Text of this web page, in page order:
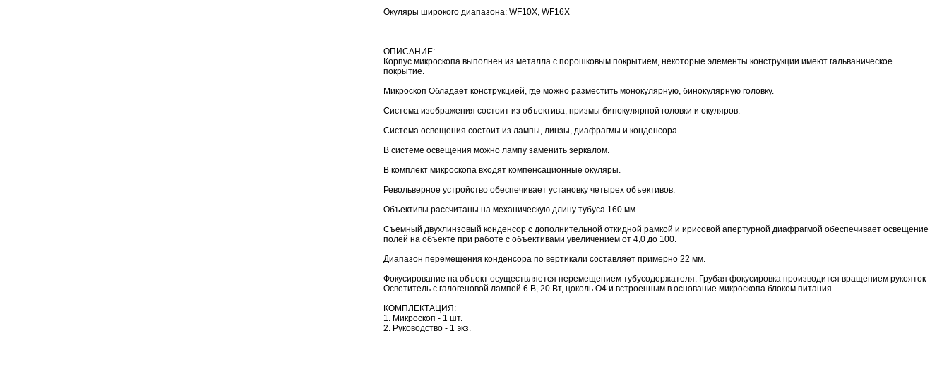
Окуляры широкого диапазона: WF10X, WF16X
ОПИСАНИЕ:
Корпус микроскопа выполнен из металла с порошковым покрытием, некоторые элементы конструкции имеют гальваническое
покрытие.
Микроскоп Обладает конструкцией, где можно разместить монокулярную, бинокулярную головку.
Система изображения состоит из объектива, призмы бинокулярной головки и окуляров.
Система освещения состоит из лампы, линзы, диафрагмы и конденсора.
В системе освещения можно лампу заменить зеркалом.
В комплект микроскопа входят компенсационные окуляры.
Револьверное устройство обеспечивает установку четырех объективов.
Объективы рассчитаны на механическую длину тубуса 160 мм.
Съемный двухлинзовый конденсор с дополнительной откидной рамкой и ирисовой апертурной диафрагмой обеспечивает освещение
полей на объекте при работе с объективами увеличением от 4,0 до 100.
Диапазон перемещения конденсора по вертикали составляет примерно 22 мм.
Фокусирование на объект осуществляется перемещением тубусодержателя. Грубая фокусировка производится вращением рукояток
Осветитель с галогеновой лампой 6 В, 20 Вт, цоколь О4 и встроенным в основание микроскопа блоком питания.
КОМПЛЕКТАЦИЯ:
1. Микроскоп - 1 шт.
2. Руководство - 1 экз.